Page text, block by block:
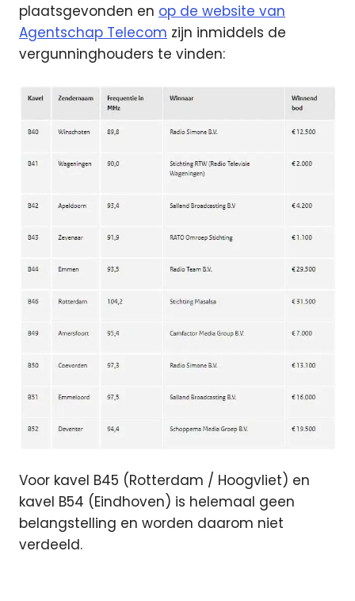
plaatsgevonden en op de website van
Agentschap Telecom zijn inmiddels de
vergunninghouders te vinden:
Voor kavel B45 (Rotterdam / Hoogvliet) en
kavel B54 (Eindhoven) is helemaal geen
belangstelling en worden daarom niet
verdeeld.